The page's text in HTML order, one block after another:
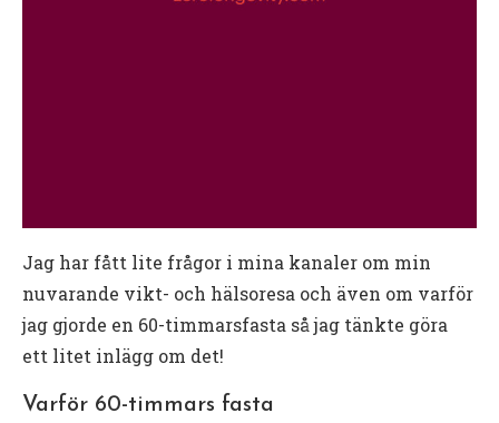
Jag har fått lite frågor i mina kanaler om min
nuvarande vikt- och hälsoresa och även om varför
jag gjorde en 60-timmarsfasta så jag tänkte göra
ett litet inlägg om det!
Varför 60-timmars fasta